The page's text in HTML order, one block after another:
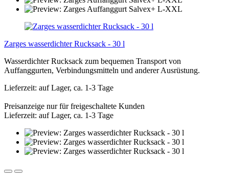
Zarges wasserdichter Rucksack - 30 l
Wasserdichter Rucksack zum bequemen Transport von
Auffanggurten, Verbindungsmitteln und anderer Ausrüstung.
Lieferzeit: auf Lager, ca. 1-3 Tage
Preisanzeige nur für freigeschaltete Kunden
Lieferzeit: auf Lager, ca. 1-3 Tage